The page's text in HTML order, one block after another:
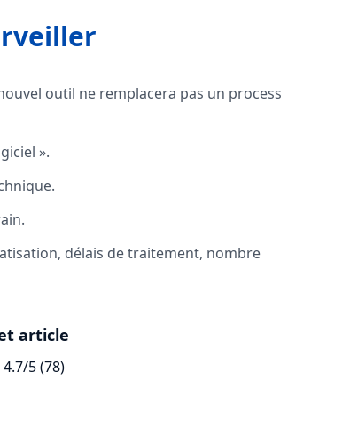
outil ne remplacera pas un process
».
délais de traitement, nombre
article
4.7/5 (78)